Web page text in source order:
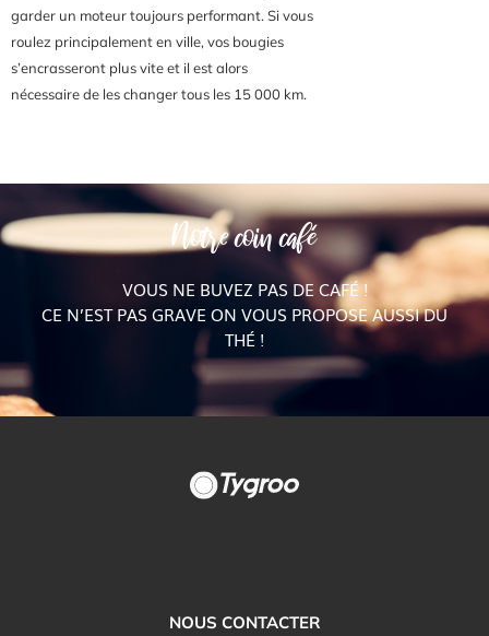
garder un moteur toujours performant. Si vous
roulez principalement en ville, vos bougies
s’encrasseront plus vite et il est alors
nécessaire de les changer tous les 15 000 km.
Notre coin café
VOUS NE BUVEZ PAS DE CAFÉ !
CE N’EST PAS GRAVE ON VOUS PROPOSE AUSSI DU
THÉ !
NOUS CONTACTER